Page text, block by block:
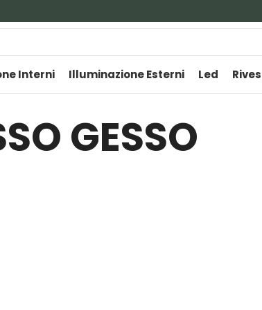
Interni Illuminazione Esterni Led
GESSO